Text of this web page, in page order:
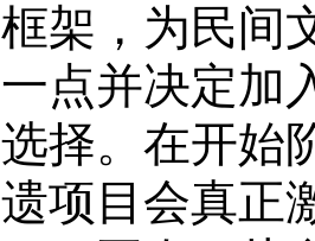
框架，为民间
一点并决定加
选择。在开始
遗项目会真正